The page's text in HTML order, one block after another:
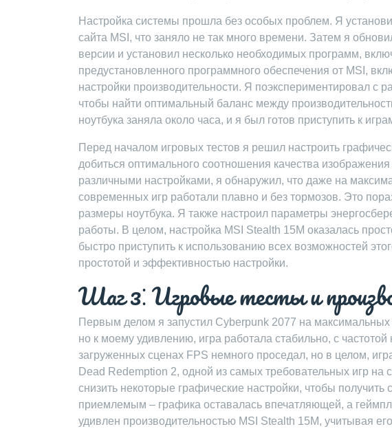
Настройка системы прошла без особых проблем. Я
сайта MSI, что заняло не так много времени. Затем я
версии и установил несколько необходимых программ,
предустановленного программного обеспечения от MSI,
настройки производительности. Я поэкспериментировал с
чтобы найти оптимальный баланс между
ноутбука заняла около часа, и я был готов приступить к
Перед началом игровых тестов я решил настроить
добиться оптимального соотношения качества
различными настройками, я обнаружил, что даже на
современных игр работали плавно и без тормозов. Это
размеры ноутбука. Я также настроил параметры
работы. В целом, настройка MSI Stealth 15M оказалась
быстро приступить к использованию всех возможностей
простотой и эффективностью настройки.
Шаг 3⁚ Игровые тесты и
Первым делом я запустил Cyberpunk 2077 на
но к моему удивлению, игра работала стабильно, с
загруженных сценах FPS немного проседал, но в целом,
Dead Redemption 2, одной из самых требовательных игр
снизить некоторые графические настройки, чтобы
приемлемым – графика оставалась впечатляющей, а
удивлен производительностью MSI Stealth 15M, учитывая